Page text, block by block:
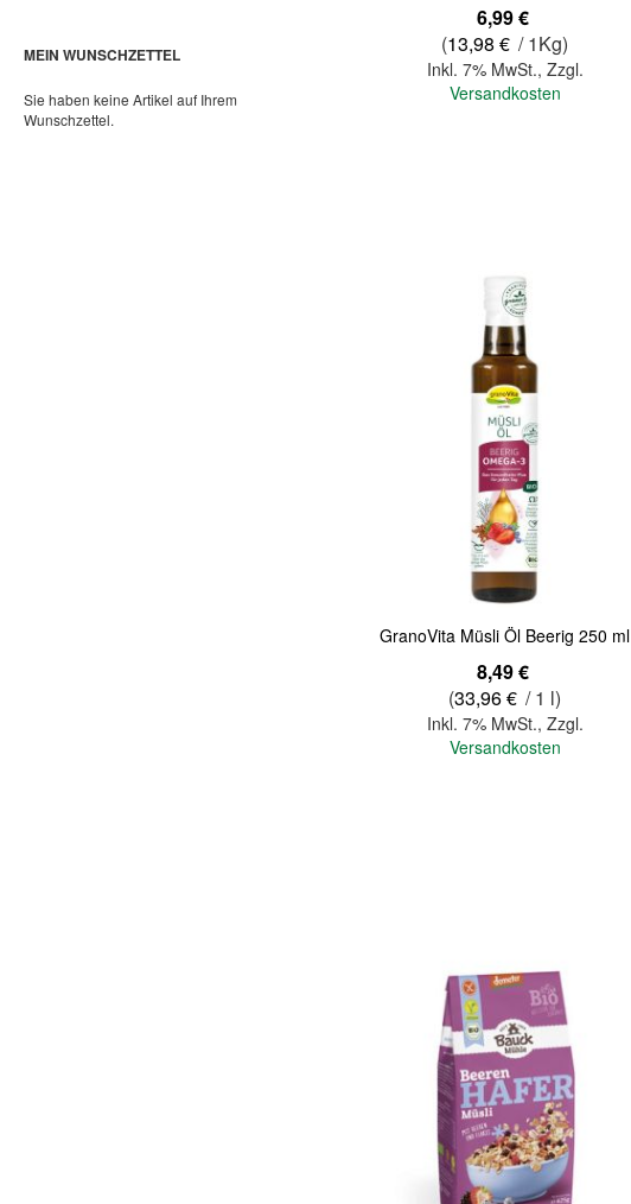
6,99 €
(13,98 € / 1Kg)
Inkl. 7% MwSt., Zzgl.
Versandkosten
GranoVita Müsli Öl Beerig 250 ml
8,49 €
(33,96 € / 1 l)
Inkl. 7% MwSt., Zzgl.
Versandkosten
Quickview
MEIN WUNSCHZETTEL
Sie haben keine Artikel auf Ihrem
Wunschzettel.